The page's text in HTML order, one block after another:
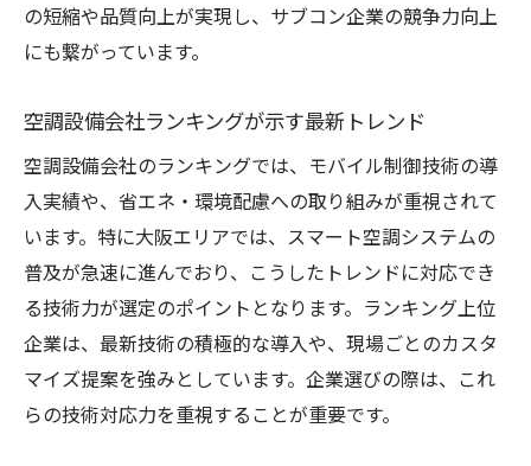
空調設備会社が提案する簡単活用法の特徴
サブコン現場で役立つモバイル制御の実感
空調設備求人に活かせるスマホ操作スキル
空調設備のスマホ活用で日々の管理を効率
化
空調設備選びに役立つ業者選定ポイントとは
空調設備会社ランキングの活用ポイント
信頼できる空調設備会社の見極め方
大阪サブコンが支持される理由を解説
空調設備工事の品質で選ぶ業者の特徴
の短縮や品質向上が実現し、サブコン企業の競争力向上
にも繋がっています。
空調設備会社ランキングが示す最新トレンド
空調設備会社のランキングでは、モバイル制御技術の導
入実績や、省エネ・環境配慮への取り組みが重視されて
います。特に大阪エリアでは、スマート空調システムの
普及が急速に進んでおり、こうしたトレンドに対応でき
る技術力が選定のポイントとなります。ランキング上位
企業は、最新技術の積極的な導入や、現場ごとのカスタ
マイズ提案を強みとしています。企業選びの際は、これ
らの技術対応力を重視することが重要です。